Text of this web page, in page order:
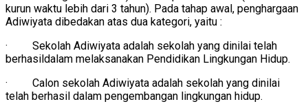
kurun waktu lebih dari 3 tahun). Pada tahap awal, penghargaan
Adiwiyata dibedakan atas dua kategori, yaitu :
· Sekolah Adiwiyata adalah sekolah yang dinilai telah
berhasildalam melaksanakan Pendidikan Lingkungan Hidup.
· Calon sekolah Adiwiyata adalah sekolah yang dinilai
telah berhasil dalam pengembangan lingkungan hidup.